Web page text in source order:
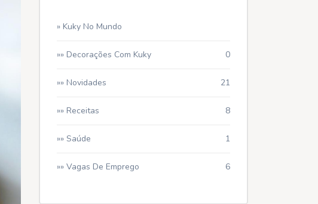
» Kuky No Mundo
»» Decorações Com Kuky 0
»» Novidades 21
»» Receitas 8
»» Saúde 1
»» Vagas De Emprego 6